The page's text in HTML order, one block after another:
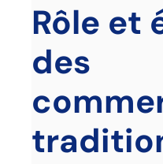
Rôle et
des